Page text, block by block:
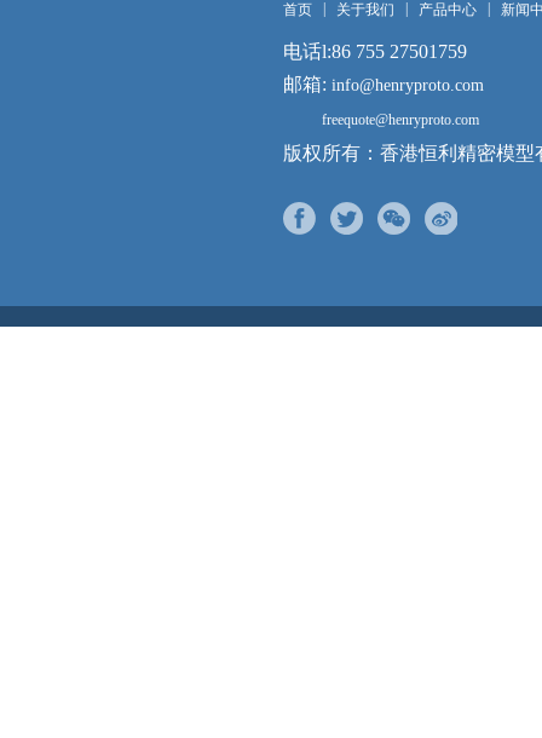
首页 关于我们 产品中心 新闻
电话l:86 755 27501759
邮箱: info@henryproto.com
freequote@henryproto.com
版权所有：香港恒利精密模型